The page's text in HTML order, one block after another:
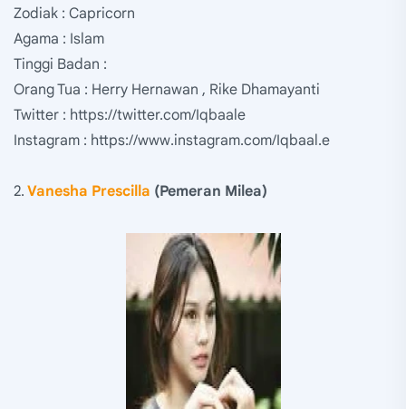
Zodiak : Capricorn
Agama : Islam
Tinggi Badan :
Orang Tua : Herry Hernawan , Rike Dhamayanti
Twitter : https://twitter.com/Iqbaale
Instagram : https://www.instagram.com/Iqbaal.e
2. Vanesha Prescilla (Pemeran Milea)